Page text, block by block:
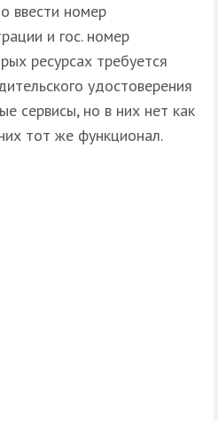
ввести номер
и гос. номер
ресурсах требуется
удостоверения
сервисы, но в них нет как
тот же функционал.